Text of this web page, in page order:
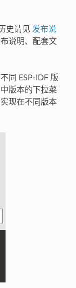
史请见 发布说
说明、配套文
同 ESP-IDF 版
版本的下拉菜
现在不同版本